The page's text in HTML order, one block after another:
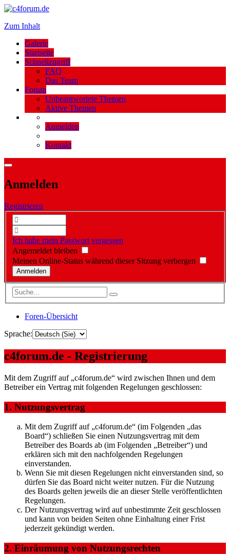
Zum Inhalt
Galerie
Startseite
Schnellzugriff
FAQ
Das Team
Forum
Unbeantwortete Themen
Aktive Themen
Anmelden
Kontakt
Anmelden
Registrieren
Ich habe mein Passwort vergessen
Angemeldet bleiben
Meinen Online-Status während dieser Sitzung verbergen
Foren-Übersicht
Sprache:
c4forum.de - Registrierung
Mit dem Zugriff auf „c4forum.de“ wird zwischen Ihnen und dem
Betreiber ein Vertrag mit folgenden Regelungen geschlossen:
1. Nutzungsvertrag
Mit dem Zugriff auf „c4forum.de“ (im Folgenden „das
Board“) schließen Sie einen Nutzungsvertrag mit dem
Betreiber des Boards ab (im Folgenden „Betreiber“) und
erklären sich mit den nachfolgenden Regelungen
einverstanden.
Wenn Sie mit diesen Regelungen nicht einverstanden sind, so
dürfen Sie das Board nicht weiter nutzen. Für die Nutzung
des Boards gelten jeweils die an dieser Stelle veröffentlichten
Regelungen.
Der Nutzungsvertrag wird auf unbestimmte Zeit geschlossen
und kann von beiden Seiten ohne Einhaltung einer Frist
jederzeit gekündigt werden.
2. Einräumung von Nutzungsrechten